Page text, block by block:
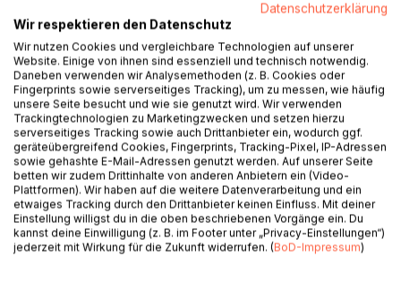
BESCHREIBUNG
Eigentlich will Sylvia nur ausspannen und dem Alltag
entfliehen, als sie sich in ein kleines Cottage an der
malerischen Küste Südenglands zurückzieht. Doch die
Magie dieses Ortes lässt sie schon in ihrer zweiten Nacht
Datenschutzerklärung
Wir respektieren den Datenschutz
Wir nutzen Cookies und vergleichbare Technologien auf unserer
Website. Einige von ihnen sind essenziell und technisch notwendig.
Daneben verwenden wir Analysemethoden (z. B. Cookies oder
Fingerprints sowie serverseitiges Tracking), um zu messen, wie häufig
unsere Seite besucht und wie sie genutzt wird. Wir verwenden
Trackingtechnologien zu Marketingzwecken und setzen hierzu
serverseitiges Tracking sowie auch Drittanbieter ein, wodurch ggf.
geräteübergreifend Cookies, Fingerprints, Tracking-Pixel, IP-Adressen
sowie gehashte E-Mail-Adressen genutzt werden. Auf unserer Seite
betten wir zudem Drittinhalte von anderen Anbietern ein (Video-
Plattformen). Wir haben auf die weitere Datenverarbeitung und ein
etwaiges Tracking durch den Drittanbieter keinen Einfluss. Mit deiner
Einstellung willigst du in die oben beschriebenen Vorgänge ein. Du
kannst deine Einwilligung (z. B. im Footer unter „Privacy-Einstellungen“)
jederzeit mit Wirkung für die Zukunft widerrufen. (BoD-Impressum)